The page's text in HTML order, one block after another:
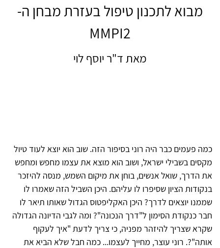
מבוא לתכנון טיפול בעזרת מבחן ה-
MMPI2
מאת ד"ר יוסף לוי
כמה פעמים כבר היה רוני בסיפור הזה. שוב הוא יוצא לעוד טיול
מקסים בשבילי ישראל, ושוב הוא מוצא את עצמו מחפש ומחפש
את הדרך, שואל אנשים, בוחן את מיקום השמש, מנסה להיזכר
בנקודות הציון שסיפרו לו עליהם. היכן השביל הזה שאמרו לו
שממנו יוצאים לדרך? היכן האקליפטוס הגדול שאותו תיאר לו
חבר כנקודת הסימון ל"דרך הנכונה"? ומה לגבי הדיונה הגדולה
שקרא שצריך להיזהר מפניה, כי צריך לדעת "איך לעקוף
אותה"?. רוני עוצר, מחייך לעצמו... כמה חבל שלא הביא את